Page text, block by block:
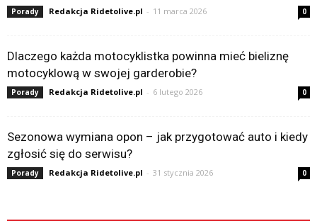
Porady Redakcja Ridetolive.pl - 11 marca 2026 0
Dlaczego każda motocyklistka powinna mieć bieliznę
motocyklową w swojej garderobie?
Porady Redakcja Ridetolive.pl - 6 lutego 2026 0
Sezonowa wymiana opon – jak przygotować auto i kiedy
zgłosić się do serwisu?
Porady Redakcja Ridetolive.pl - 31 stycznia 2026 0